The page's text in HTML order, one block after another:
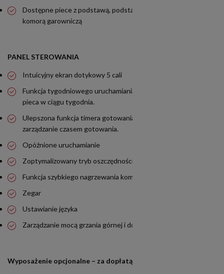
Dostępne piece z podstawą, podstawą z prowadnicami oraz z
komorą garowniczą
PANEL STEROWANIA
Intuicyjny ekran dotykowy 5 cali
Funkcja tygodniowego uruchamiania: planuj uruchomienie
pieca w ciągu tygodnia.
Ulepszona funkcja timera gotowania zapewnia precyzyjne
zarządzanie czasem gotowania.
Opóźnione uruchamianie
Zoptymalizowany tryb oszczędności energii
Funkcja szybkiego nagrzewania komory
Zegar
Ustawianie języka
Zarządzanie mocą grzania górnej i dolnej części komory
Wyposażenie opcjonalne – za dopłatą: